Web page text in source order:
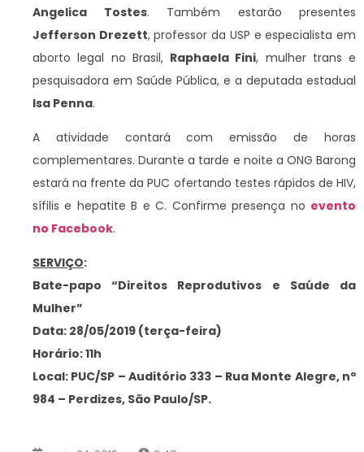
Angelica Tostes. Também estarão presentes
Jefferson Drezett, professor da USP e especialista em
aborto legal no Brasil, Raphaela Fini, mulher trans e
pesquisadora em Saúde Pública, e a deputada estadual
Isa Penna.
A atividade contará com emissão de horas
complementares. Durante a tarde e noite a ONG Barong
estará na frente da PUC ofertando testes rápidos de HIV,
sífilis e hepatite B e C. Confirme presença no evento
no Facebook.
SERVIÇO:
Bate-papo “Direitos Reprodutivos e Saúde da
Mulher”
Data: 28/05/2019 (terça-feira)
Horário: 11h
Local: PUC/SP – Auditório 333 – Rua Monte Alegre, nº
984 – Perdizes, São Paulo/SP.